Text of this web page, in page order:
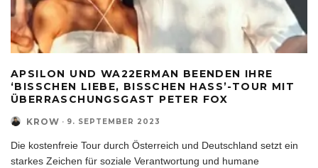
APSILON UND WA22ERMAN BEENDEN IHRE
‘BISSCHEN LIEBE, BISSCHEN HASS’-TOUR MIT
ÜBERRASCHUNGSGAST PETER FOX
KROW · 9. SEPTEMBER 2023
Die kostenfreie Tour durch Österreich und Deutschland setzt ein
starkes Zeichen für soziale Verantwortung und humane